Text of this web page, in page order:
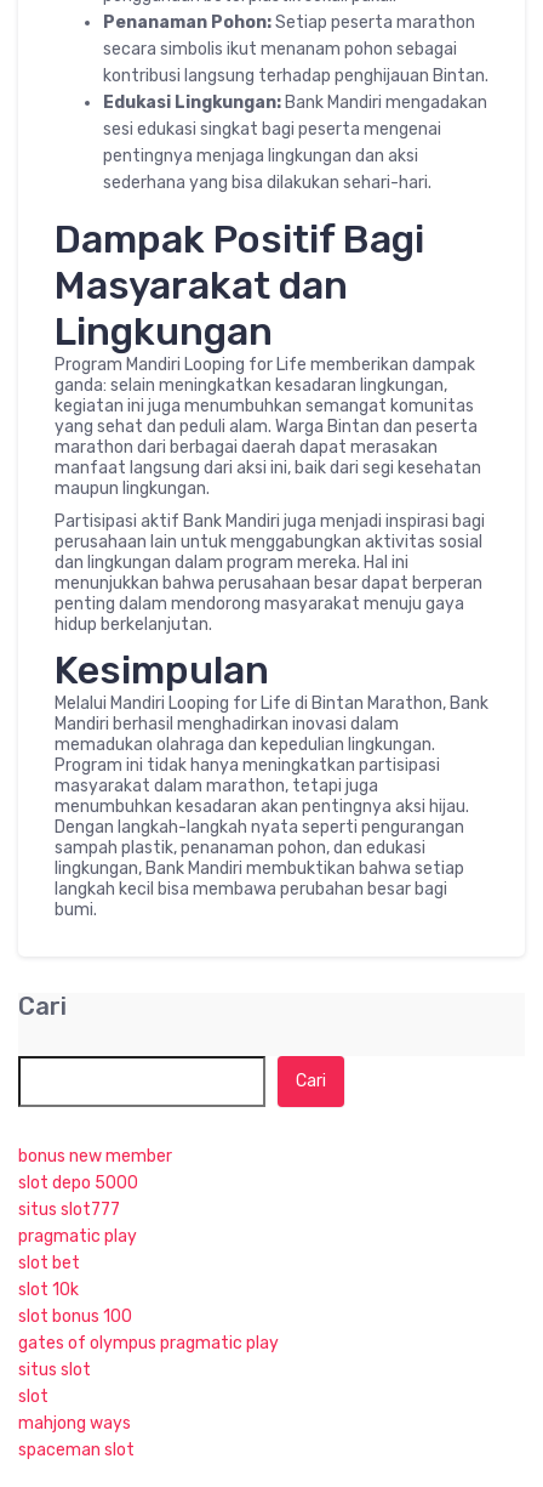
Penanaman Pohon:Setiap peserta marathon
secara simbolis ikut menanam pohon sebagai
kontribusi langsung terhadap penghijauan Bintan.
Edukasi Lingkungan: Bank Mandiri mengadakan
sesi edukasi singkat bagi peserta mengenai
pentingnya menjaga lingkungan dan aksi
sederhana yang bisa dilakukan sehari-hari.
Dampak Positif Bagi
Masyarakat dan
Lingkungan
Program Mandiri Looping for Life memberikan dampak
ganda: selain meningkatkan kesadaran lingkungan,
kegiatan ini juga menumbuhkan semangat komunitas
yang sehat dan peduli alam. Warga Bintan dan peserta
marathon dari berbagai daerah dapat merasakan
manfaat langsung dari aksi ini, baik dari segi kesehatan
maupun lingkungan.
Partisipasi aktif Bank Mandiri juga menjadi inspirasi bagi
perusahaan lain untuk menggabungkan aktivitas sosial
dan lingkungan dalam program mereka. Hal ini
menunjukkan bahwa perusahaan besar dapat berperan
penting dalam mendorong masyarakat menuju gaya
hidup berkelanjutan.
Kesimpulan
Melalui Mandiri Looping for Life di Bintan Marathon, Bank
Mandiri berhasil menghadirkan inovasi dalam
memadukan olahraga dan kepedulian lingkungan.
Program ini tidak hanya meningkatkan partisipasi
masyarakat dalam marathon, tetapi juga
menumbuhkan kesadaran akan pentingnya aksi hijau.
Dengan langkah-langkah nyata seperti pengurangan
sampah plastik, penanaman pohon, dan edukasi
lingkungan, Bank Mandiri membuktikan bahwa setiap
langkah kecil bisa membawa perubahan besar bagi
bumi.
Cari
Cari
bonus new member
slot depo 5000
situs slot777
pragmatic play
slot bet
slot 10k
slot bonus 100
gates of olympus pragmatic play
situs slot
slot
mahjong ways
spaceman slot